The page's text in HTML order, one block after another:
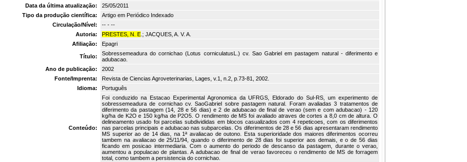
Data da última atualização:
25/05/2011
Tipo da produção científica:
Artigo em Periódico Indexado
Circulação/Nível:
-- - --
Autoria:
PRESTES, N. E .; JACQUES, A. V. A.
Afiliação:
Epagri
Título:
Sobressemeadura do cornichao (Lotus corniculatusL.) cv. Sao Gabriel em pastagem natural - diferimento e
adubacao.
Ano de publicação:
2002
Fonte/Imprenta:
Revista de Ciencias Agroveterinarias, Lages, v.1, n.2, p.73-81, 2002.
Idioma:
Português
Conteúdo:
Foi conduzido na Estacao Experimental Agronomica da UFRGS, Eldorado do Sul-RS, um experimento de
sobressemeadura de cornichao cv. SaoGabriel sobre pastagem natural. Foram avaliadas 3 tratamentos de
diferimento da pastagem (14, 28 e 56 dias) e 2 de adubacao de final de verao (sem e com adubacao) - 120
kg/ha de K2O e 150 kg/ha de P2O5. O rendimento de MS foi avaliado atraves de cortes a 8,0 cm de altura. O
delineamento usado foi parcelas subdivididas em blocos casualizados com 4 repeticoes, com os diferimentos
nas parcelas principais e adubacao nas subparcelas. Os diferimentos de 28 e 56 dias apresentaram rendimento
MS superior ao de 14 dias, na 1ª avaliacao de outono. Esta superioridade dos maiores diferimentos ocorreu
tambem na avaliacao de 25/11/94, quando o diferimento de 28 dias foi superior aos demais, e o de 56 dias
ficando em posicao intermediaria. Com o aumento do periodo de descanso da pastagem, durante o verao,
aumentou a populacao de plantas. A adubacao de final de verao favoreceu o rendimento de MS de forragem
total, como tambem a persistencia do cornichao.